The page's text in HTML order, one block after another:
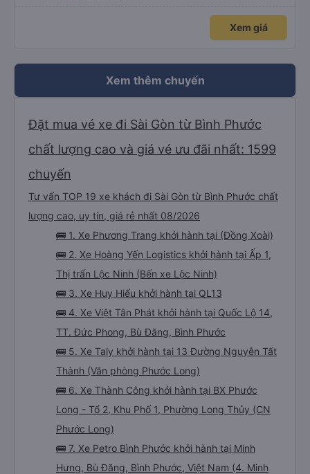
Xem giá
Xem thêm chuyến
Đặt mua vé xe đi Sài Gòn từ Bình Phước
chất lượng cao và giá vé ưu đãi nhất: 1599
chuyến
Tư vấn TOP 19 xe khách đi Sài Gòn từ Bình Phước chất
lượng cao, uy tín, giá rẻ nhất 08/2026
🚌 1. Xe Phương Trang khởi hành tại (Đồng Xoài)
🚌 2. Xe Hoàng Yến Logistics khởi hành tại Ấp 1,
Thị trấn Lộc Ninh (Bến xe Lộc Ninh)
🚌 3. Xe Huy Hiếu khởi hành tại QL13
🚌 4. Xe Việt Tân Phát khởi hành tại Quốc Lộ 14,
TT. Đức Phong, Bù Đăng, Bình Phước
🚌 5. Xe Taly khởi hành tại 13 Đường Nguyễn Tất
Thành (Văn phòng Phước Long)
🚌 6. Xe Thành Công khởi hành tại BX Phước
Long - Tổ 2, Khu Phố 1, Phường Long Thủy (CN
Phước Long)
🚌 7. Xe Petro Bình Phước khởi hành tại Minh
Hưng, Bù Đăng, Bình Phước, Việt Nam (4. Minh